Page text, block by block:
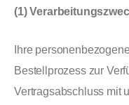
(1)
Ihre
Bestellprozess zur
Vertragsabschluss mit